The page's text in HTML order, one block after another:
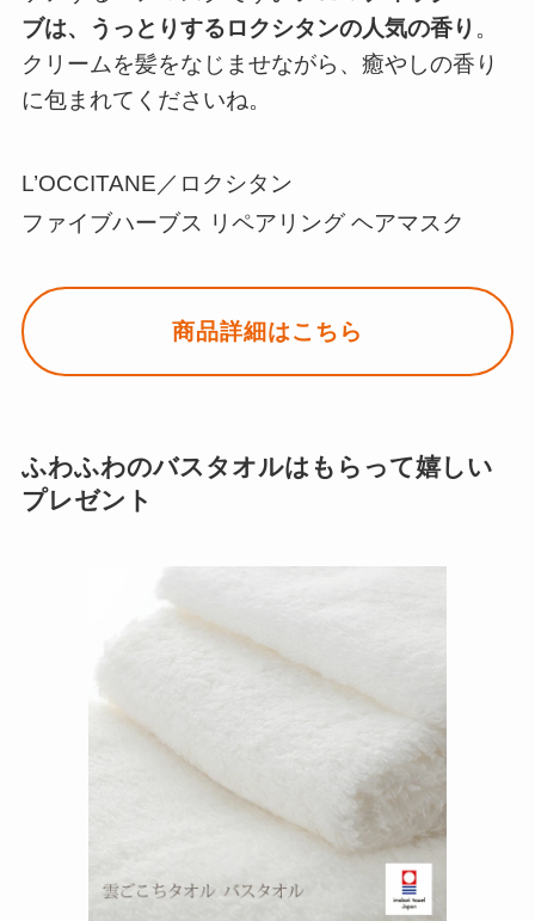
ブは、うっとりするロクシタンの人気の香り 。
クリームを髪をなじませながら、癒やしの香り
に包まれてくださいね。
L’OCCITANE／ロクシタン
ファイブハーブス リペアリング ヘアマスク
商品詳細はこちら
ふわふわのバスタオルはもらって嬉しい
プレゼント